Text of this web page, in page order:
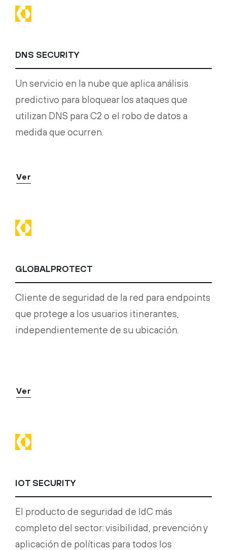
DNS SECURITY
Un servicio en la nube que aplica análisis
predictivo para bloquear los ataques que
utilizan DNS para C2 o el robo de datos a
medida que ocurren.
Ver
GLOBALPROTECT
Cliente de seguridad de la red para endpoints
que protege a los usuarios itinerantes,
independientemente de su ubicación.
Ver
IOT SECURITY
El producto de seguridad de IdC más
completo del sector: visibilidad, prevención y
aplicación de políticas para todos los